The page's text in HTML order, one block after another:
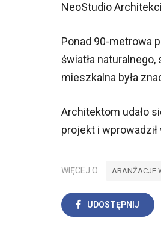
NeoStudio
Ponad 90-metrowa
światła
mieszkalna była
Architektom udało
projekt i
WIĘCEJ O: ARANŻACJE
UDOSTĘPNIJ